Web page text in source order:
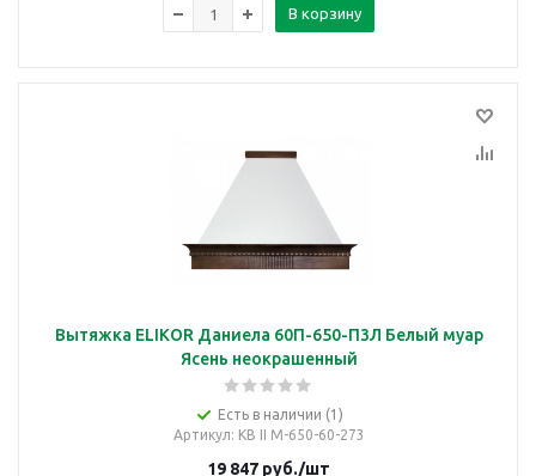
В корзину
Вытяжка ELIKOR Даниела 60П-650-П3Л Белый муар
Ясень неокрашенный
Есть в наличии (1)
Артикул: КВ II М-650-60-273
19 847 руб./шт